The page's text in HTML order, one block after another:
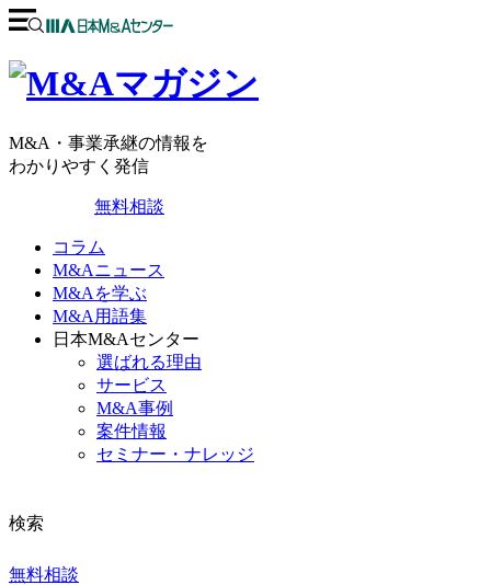
M&A・事業承継の情報を
わかりやすく発信
無料相談
コラム
M&Aニュース
M&Aを学ぶ
M&A用語集
日本M&Aセンター
選ばれる理由
サービス
M&A事例
案件情報
セミナー・ナレッジ
検索
無料相談